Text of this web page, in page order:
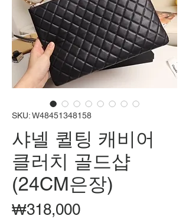
SKU: W48451348158
샤넬 퀼팅 캐비어
클러치 골드샵
(24CM은장)
₩318,000가